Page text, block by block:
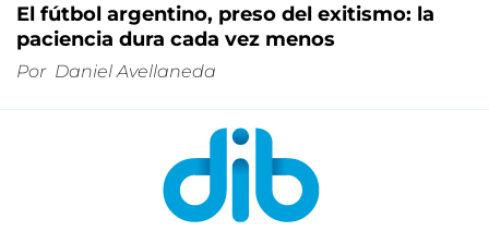
El fútbol argentino, preso del exitismo: la
paciencia dura cada vez menos
Por Daniel Avellaneda